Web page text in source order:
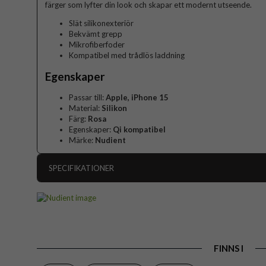
färger som lyfter din look och skapar ett modernt utseende.
Slät silikonexteriör
Bekvämt grepp
Mikrofiberfoder
Kompatibel med trådlös laddning
Egenskaper
Passar till:Apple, iPhone 15
Material: Silikon
Färg: Rosa
Egenskaper: Qi kompatibel
Märke: Nudient
SPECIFIKATIONER
Egenskaper
FINNS I